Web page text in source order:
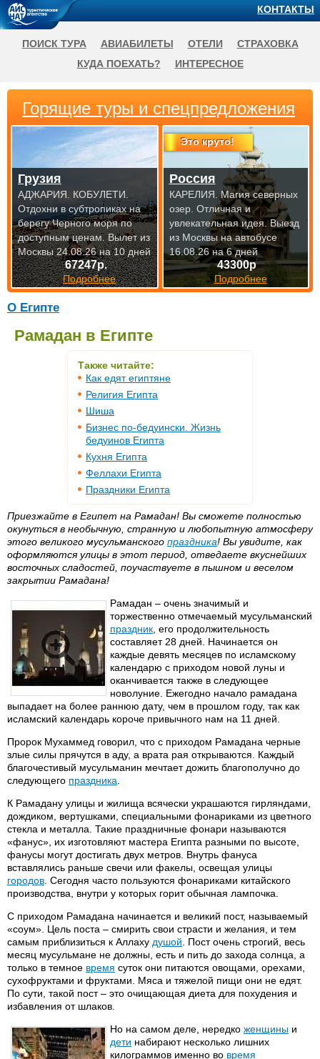
О Египте
Рамадан в Египте
Также читайте:
Как едят египтяне
Религия Египта
Шиша
Бизнес по-бедуински. Жизнь
бедуинов Египта
Кухня Египта
Феллахи Египта
Праздники Египта
Приезжайте в Египет на Рамадан! Вы сможете полностью
окунуться в необычную, странную и любопытную атмосферу
этого великого мусульманского праздника! Вы увидите, как
оформляются улицы в этот период, отведаете вкуснейших
восточных сладостей, поучаствуете в пышном и веселом
закрытии Рамадана!
Рамадан – очень значимый и
торжественно отмечаемый мусульманский
праздник , его продолжительность
составляет 28 дней. Начинается он
каждые девять месяцев по исламскому
календарю с приходом новой луны и
оканчивается также в следующее
новолуние. Ежегодно начало рамадана
выпадает на более раннюю дату, чем в прошлом году, так как
исламский календарь короче привычного нам на 11 дней.
Пророк Мухаммед говорил, что с приходом Рамадана черные
злые силы прячутся в аду, а врата рая открываются. Каждый
благочестивый мусульманин мечтает дожить благополучно до
следующего праздника
К Рамадану улицы и жилища всячески украшаются гирляндами,
дождиком, вертушками, специальными фонариками из цветного
стекла и металла. Такие праздничные фонари называются
«фанус», их изготовляют мастера Египта разными по высоте,
фанусы могут достигать двух метров. Внутрь фануса
вставлялись раньше свечи или факелы, освещая улицы
городов . Сегодня часто пользуются фонариками китайского
производства, внутри у которых горит обычная лампочка.
С приходом Рамадана начинается и великий пост, называемый
«соум». Цель поста – смирить свои страсти и желания, и тем
самым приблизиться к Аллаху душой . Пост очень строгий, весь
месяц мусульмане не должны, есть и пить до захода солнца, а
только в темное время суток они питаются овощами, орехами,
сухофруктами и фруктами. Мяса и тяжелой пищи они не едят.
По сути, такой пост – это очищающая диета для похудения и
избавления от шлаков.
Но на самом деле, нередко женщины и
дети набирают несколько лишних
килограммов именно во время
Горящие туры и спецпредложения
67247р.
Подробнее
Грузия
АДЖАРИЯ. КОБУЛЕТИ.
Отдохни в субтропиках на
берегу Черного моря по
доступнымценам. Вылет из
Москвы 24.08.26 на 10 дней
Это круто!
43300р
Подробнее
Россия
КАРЕЛИЯ. Магия северных
озер. Отличная и
увлекательная идея.Выезд
из Москвы на автобусе
16.08.26 на 6 дней
КОНТАКТЫ
ПОИСК ТУРА АВИАБИЛЕТЫ ОТЕЛИ
СТРАХОВКА
КУДА ПОЕХАТЬ?
ИНТЕРЕСНОЕ